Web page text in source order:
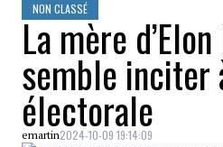
NON CLASSÉ
La mère
semble inciter
électorale
emartin2024-10-09 19:14:09